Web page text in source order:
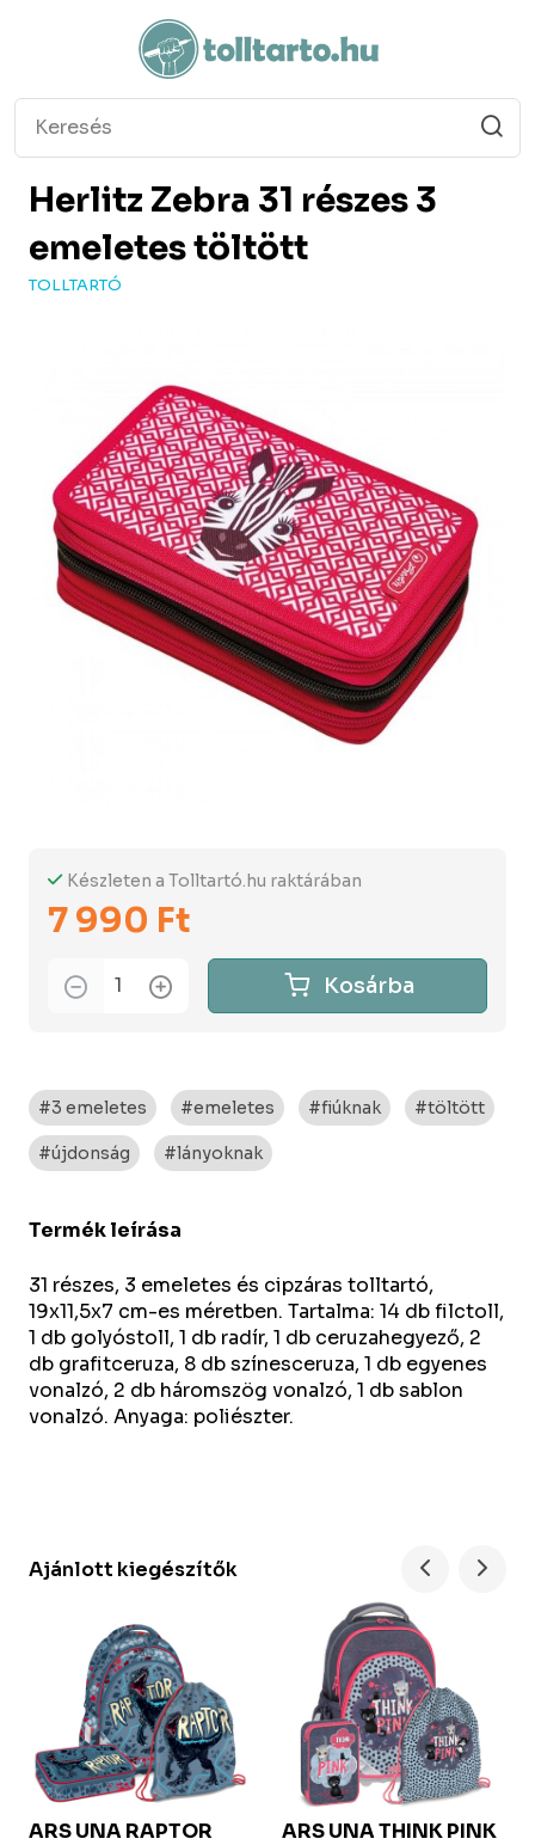
Herlitz Zebra 31 részes 3
emeletes töltött
TOLLTARTÓ
Készleten a Tolltartó.hu raktárában
7 990 Ft
Kosárba
#3 emeletes #emeletes #fiúknak #töltött
#újdonság #lányoknak
Termék leírása
31 részes, 3 emeletes és cipzáras tolltartó,
19x11,5x7 cm-es méretben. Tartalma: 14 db filctoll,
1 db golyóstoll, 1 db radír, 1 db ceruzahegyező, 2
db grafitceruza, 8 db színesceruza, 1 db egyenes
vonalzó, 2 db háromszög vonalzó, 1 db sablon
vonalzó. Anyaga: poliészter.
Ajánlott kiegészítők
ARS UNARAPTOR
ARS UNATHINK PINK